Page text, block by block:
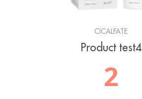
CICALFATE
Product test4
2